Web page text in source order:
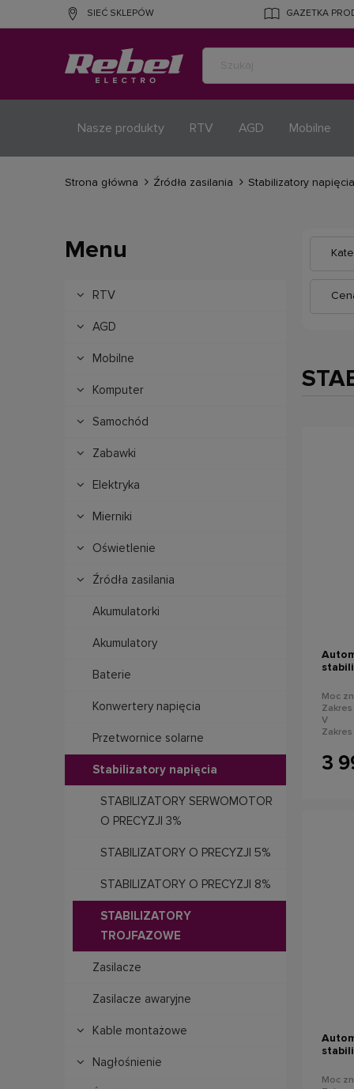
SIEĆ SKLEPÓW GAZETKA
Nasze produkty RTV AGD Mobilne
Strona główna Źródła zasilania Stabilizatory napięcia
Menu
RTV
AGD
Mobilne
Komputer
Samochód
Zabawki
Elektryka
Mierniki
Oświetlenie
Źródła zasilania
Akumulatorki
Akumulatory
Baterie
Konwertery napięcia
Przetwornice solarne
Stabilizatory napięcia
STABILIZATORY SERWOMOTOR
O PRECYZJI 3%
STABILIZATORY O PRECYZJI 5%
STABILIZATORY O PRECYZJI 8%
STABILIZATORY
TROJFAZOWE
Zasilacze
Zasilacze awaryjne
Kable montażowe
Nagłośnienie
Moc
V
3
Moc